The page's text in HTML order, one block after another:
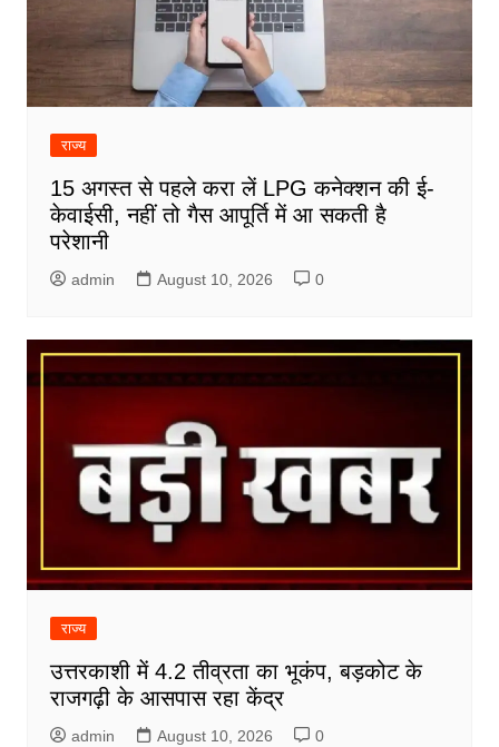
राज्य
15 अगस्त से पहले करा लें LPG कनेक्शन की ई-
केवाईसी, नहीं तो गैस आपूर्ति में आ सकती है
परेशानी
admin August 10, 2026 0
राज्य
उत्तरकाशी में 4.2 तीव्रता का भूकंप, बड़कोट के
राजगढ़ी के आसपास रहा केंद्र
admin August 10, 2026 0